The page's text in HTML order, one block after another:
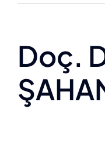
Doç.